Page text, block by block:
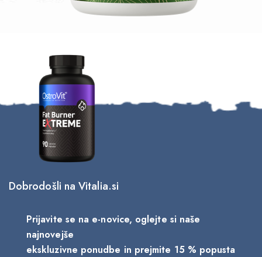
Dobrodošli na Vitalia.si
Prijavite se na e-novice, oglejte si naše
najnovejše
ekskluzivne ponudbe in prejmite 15 % popusta